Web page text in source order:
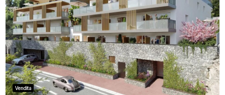
Vendita